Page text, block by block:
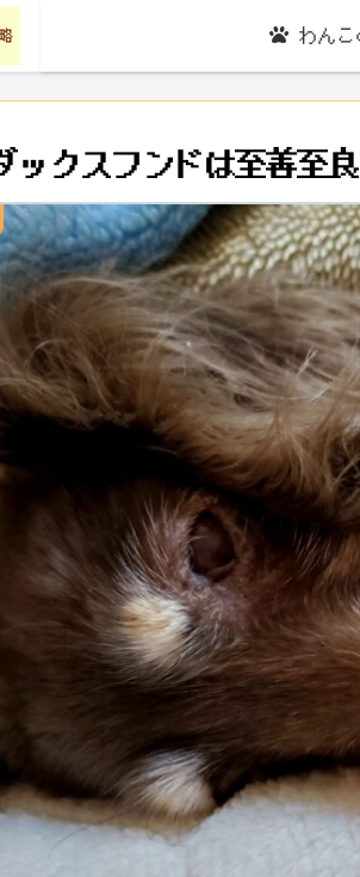
わんこ
ックスフンドは至善至